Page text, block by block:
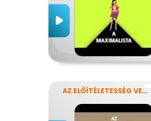
AZ ELŐÍTÉLETESSÉG VESZÉLYEI